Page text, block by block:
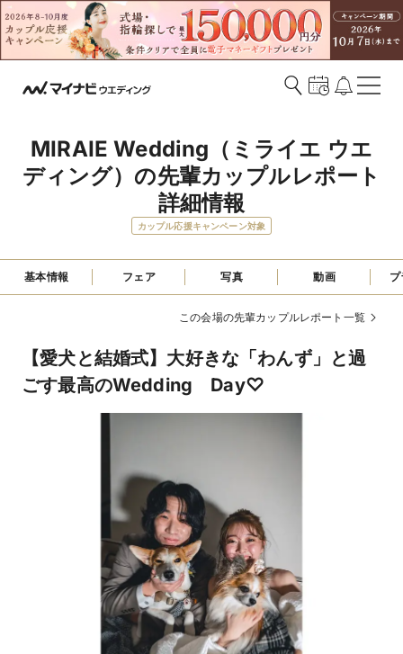
MIRAIE Wedding（ミライエ ウエ
ディング）の先輩カップルレポート
詳細情報
カップル応援キャンペーン対象
基本情報 フェア 写真 動画
この会場の先輩カップルレポート一覧
【愛犬と結婚式】大好きな「わんず」と過
ごす最高のWedding Day♡